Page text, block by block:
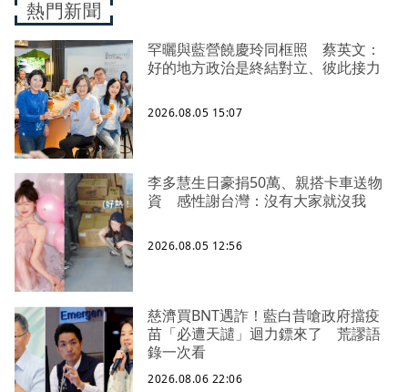
熱門新聞
罕曬與藍營饒慶玲同框照 蔡英文：
好的地方政治是終結對立、彼此接力
2026.08.05 15:07
李多慧生日豪捐50萬、親搭卡車送物
資 感性謝台灣：沒有大家就沒我
2026.08.05 12:56
慈濟買BNT遇詐！藍白昔嗆政府擋疫
苗「必遭天譴」迴力鏢來了 荒謬語
錄一次看
2026.08.06 22:06